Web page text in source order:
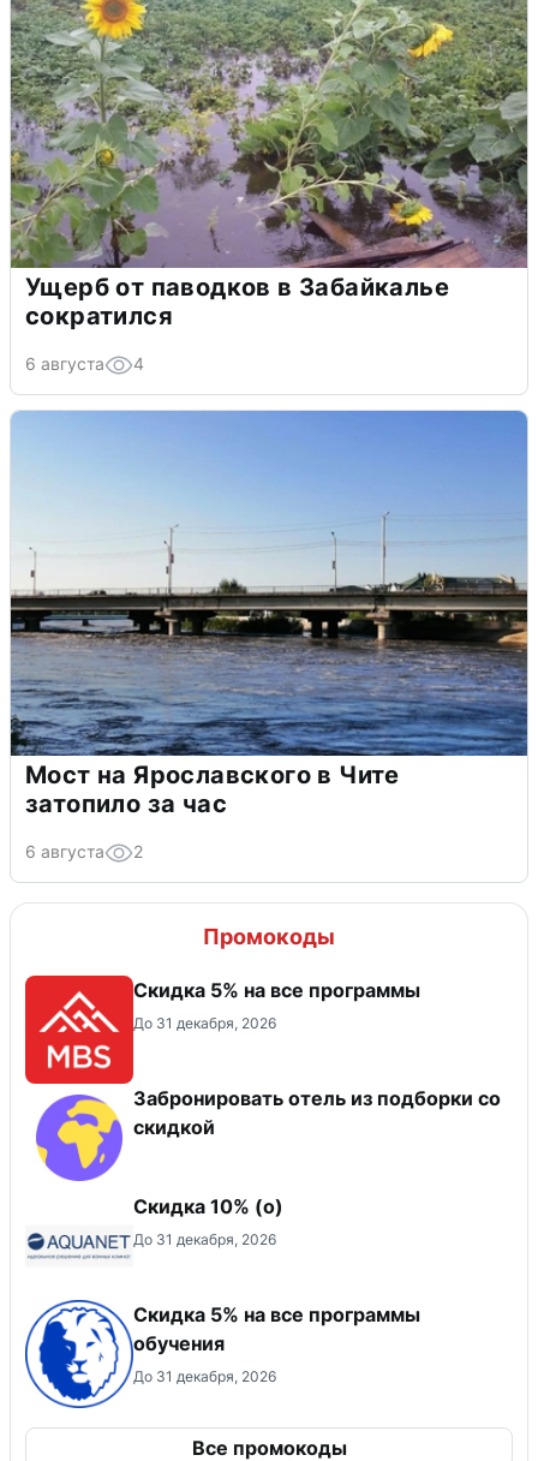
Ущерб от паводков в Забайкалье
сократился
6 августа 4
Мост на Ярославского в Чите
затопило за час
6 августа 2
Промокоды
Скидка 5% на все программы
До 31 декабря, 2026
Забронировать отель из подборки со
скидкой
Скидка 10% (о)
До 31 декабря, 2026
Скидка 5% на все программы
обучения
До 31 декабря, 2026
Все промокоды